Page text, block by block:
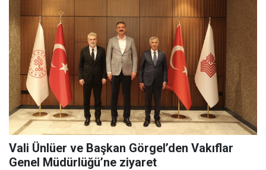
Vali Ünlüer ve Başkan Görgel’den Vakıflar
Genel Müdürlüğü’ne ziyaret